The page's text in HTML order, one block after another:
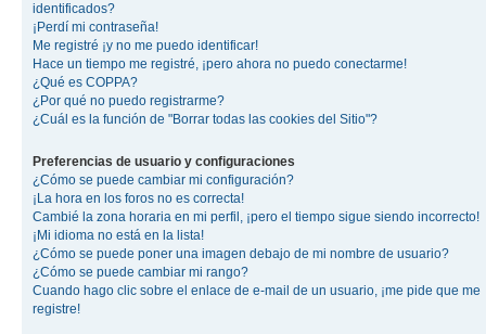
identificados?
¡Perdí mi contraseña!
Me registré ¡y no me puedo identificar!
Hace un tiempo me registré, ¡pero ahora no puedo conectarme!
¿Qué es COPPA?
¿Por qué no puedo registrarme?
¿Cuál es la función de "Borrar todas las cookies del Sitio"?
Preferencias de usuario y configuraciones
¿Cómo se puede cambiar mi configuración?
¡La hora en los foros no es correcta!
Cambié la zona horaria en mi perfil, ¡pero el tiempo sigue siendo incorrecto!
¡Mi idioma no está en la lista!
¿Cómo se puede poner una imagen debajo de mi nombre de usuario?
¿Cómo se puede cambiar mi rango?
Cuando hago clic sobre el enlace de e-mail de un usuario, ¡me pide que me
registre!